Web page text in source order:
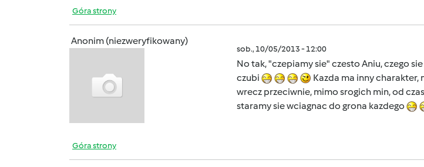
Góra strony
Anonim (niezweryfikowany)
sob., 10/05/2013 - 12:00
No tak, "czepiamy sie" czesto Aniu, czego
czubi
Kazda ma inny charakter,
wrecz przeciwnie, mimo srogich min, od
staramy sie wciagnac do grona kazdego
Góra strony